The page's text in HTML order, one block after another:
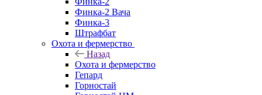
Финка-2 Вача
Финка-3
Штрафбат
Охота и фермерство
Назад
Охота и фермерство
Гепард
Горностай